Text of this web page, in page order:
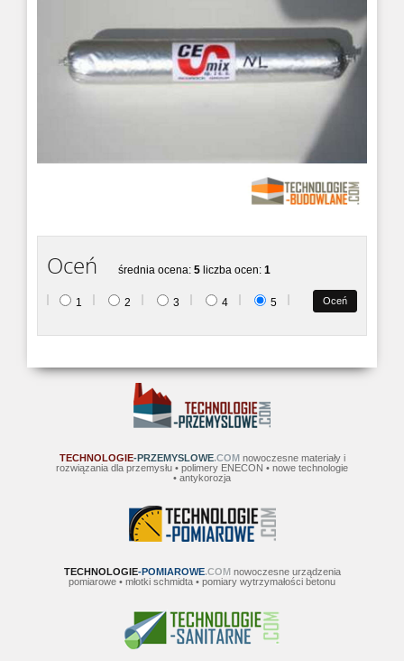
Oceń średnia ocena: 5 liczba ocen: 1
1 2 3 4 5
TECHNOLOGIE-PRZEMYSLOWE.COMnowoczesne materiały i
rozwiązania dla przemysłu • polimery ENECON • nowe technologie
• antykorozja
TECHNOLOGIE-POMIAROWE.COMnowoczesne urządzenia
pomiarowe • młotki schmidta • pomiary wytrzymałości betonu